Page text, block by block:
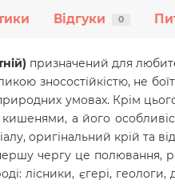
Відгуки 0
призначений для
зносостійкістю, не
умовах. Крім
а його
оригінальний крій та
чергу це полювання,
лісники, єгері,